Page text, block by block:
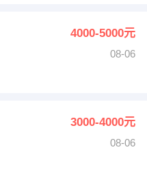
4000-5000元
08-06
3000-4000元
08-06